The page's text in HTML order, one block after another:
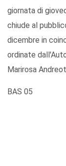
giornata di
chiude al
dicembre in
ordinate
Marirosa
BAS 05